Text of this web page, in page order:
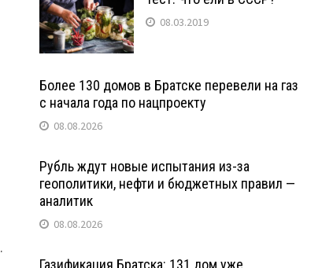
.
08.03.2019
Более 130 домов в Братске перевели на газ
с начала года по нацпроекту
08.08.2026
Рубль ждут новые испытания из-за
геополитики, нефти и бюджетных правил —
аналитик
08.08.2026
Газификация Братска: 131 дом уже